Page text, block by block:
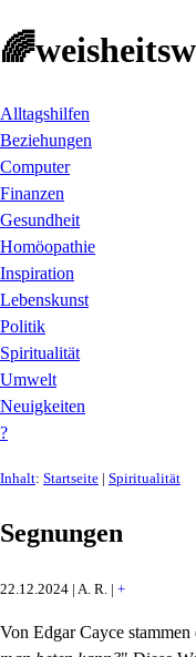
Alltagshilfen
Beziehungen
Computer
Finanzen
Gesundheit
Homöopathie
Inspiration
Lebenskunst
Politik
Spiritualität
Umwelt
Neuigkeiten
?
Inhalt: Startseite | Spiritualität
Segnungen
22.12.2024 | A. R. | +
Von Edgar Cayce